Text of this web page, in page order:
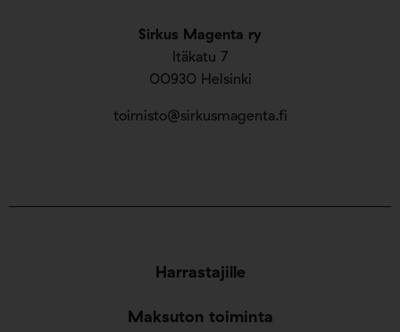
Sirkus Magenta ry
Itäkatu 7
00930 Helsinki
toimisto@sirkusmagenta.fi
Harrastajille
Maksuton toiminta